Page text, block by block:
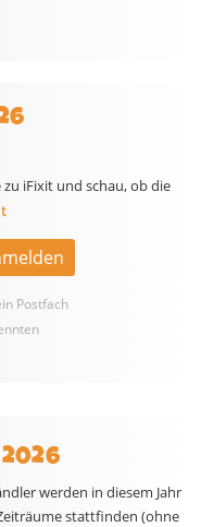
zu iFixit und schau, ob die
Postfach
2026
werden in diesem Jahr
stattfinden (ohne